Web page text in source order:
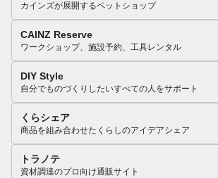
カインズが展開するペットショップ
CAINZ Reserve
ワークショップ、施設予約、工具レンタル
DIY Style
自分でものづくりしたいすべての人をサポート
くらシェア
商品を組み合わせたくらしのアイデアシェア
トラノテ
資材調達のプロ向け通販サイト